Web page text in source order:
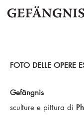
FOTO DELLE OPERE
Gefängnis
sculture e pittura di